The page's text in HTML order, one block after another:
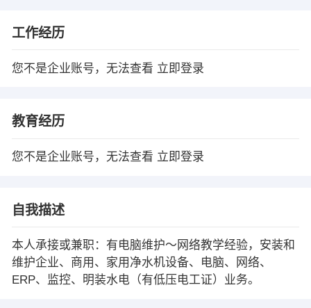
工作经历
您不是企业账号，无法查看 立即登录
教育经历
您不是企业账号，无法查看 立即登录
自我描述
本人承接或兼职：有电脑维护～网络教学经验，安装和
维护企业、商用、家用净水机设备、电脑、网络、
ERP、监控、明装水电（有低压电工证）业务。